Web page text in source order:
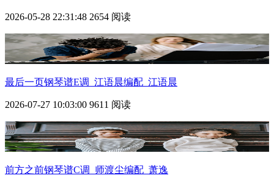
2026-05-28 22:31:48 2654 阅读
最后一页钢琴谱E调_江语晨编配_江语晨
2026-07-27 10:03:00 9611 阅读
前方之前钢琴谱C调_师渡尘编配_萧逸